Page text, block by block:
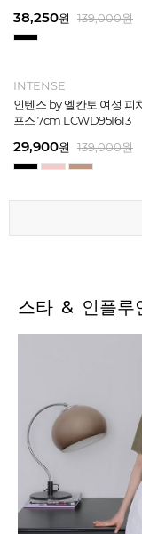
45,900원 159,000원
ELCANTO
[EXCLUSIVE] 노엘 엘칸토
슈즈 2.3cm LCWW01U626
29,000원
38,250원 139,000원
INTENSE
인텐스 by 엘칸토 여성 피치 리본 펌
프스 7cm LCWD95I613
29,900원 139,000원
28,720원 159,000원
INTENSE
인텐스 by 엘칸토 여성 에
오브제 플랫슈즈 1.5cm
41,650원 149,000원
31,920원 169,000원
MAZZ
마쯔 by 엘칸토 여성 투밴
플랫 캐주얼 2.5cm
43,200원 159,000원
45,900원 159,000원
ELCANTO
[EXCLUSIVE] 노엘 엘칸토
슈즈 2.3cm LCWW01U626
29,000원
38,250원 139,000원
INTENSE
인텐스 by 엘칸토 여성 피치 리본 펌
프스 7cm LCWD95I613
29,900원 139,000원
스타 & 인플루